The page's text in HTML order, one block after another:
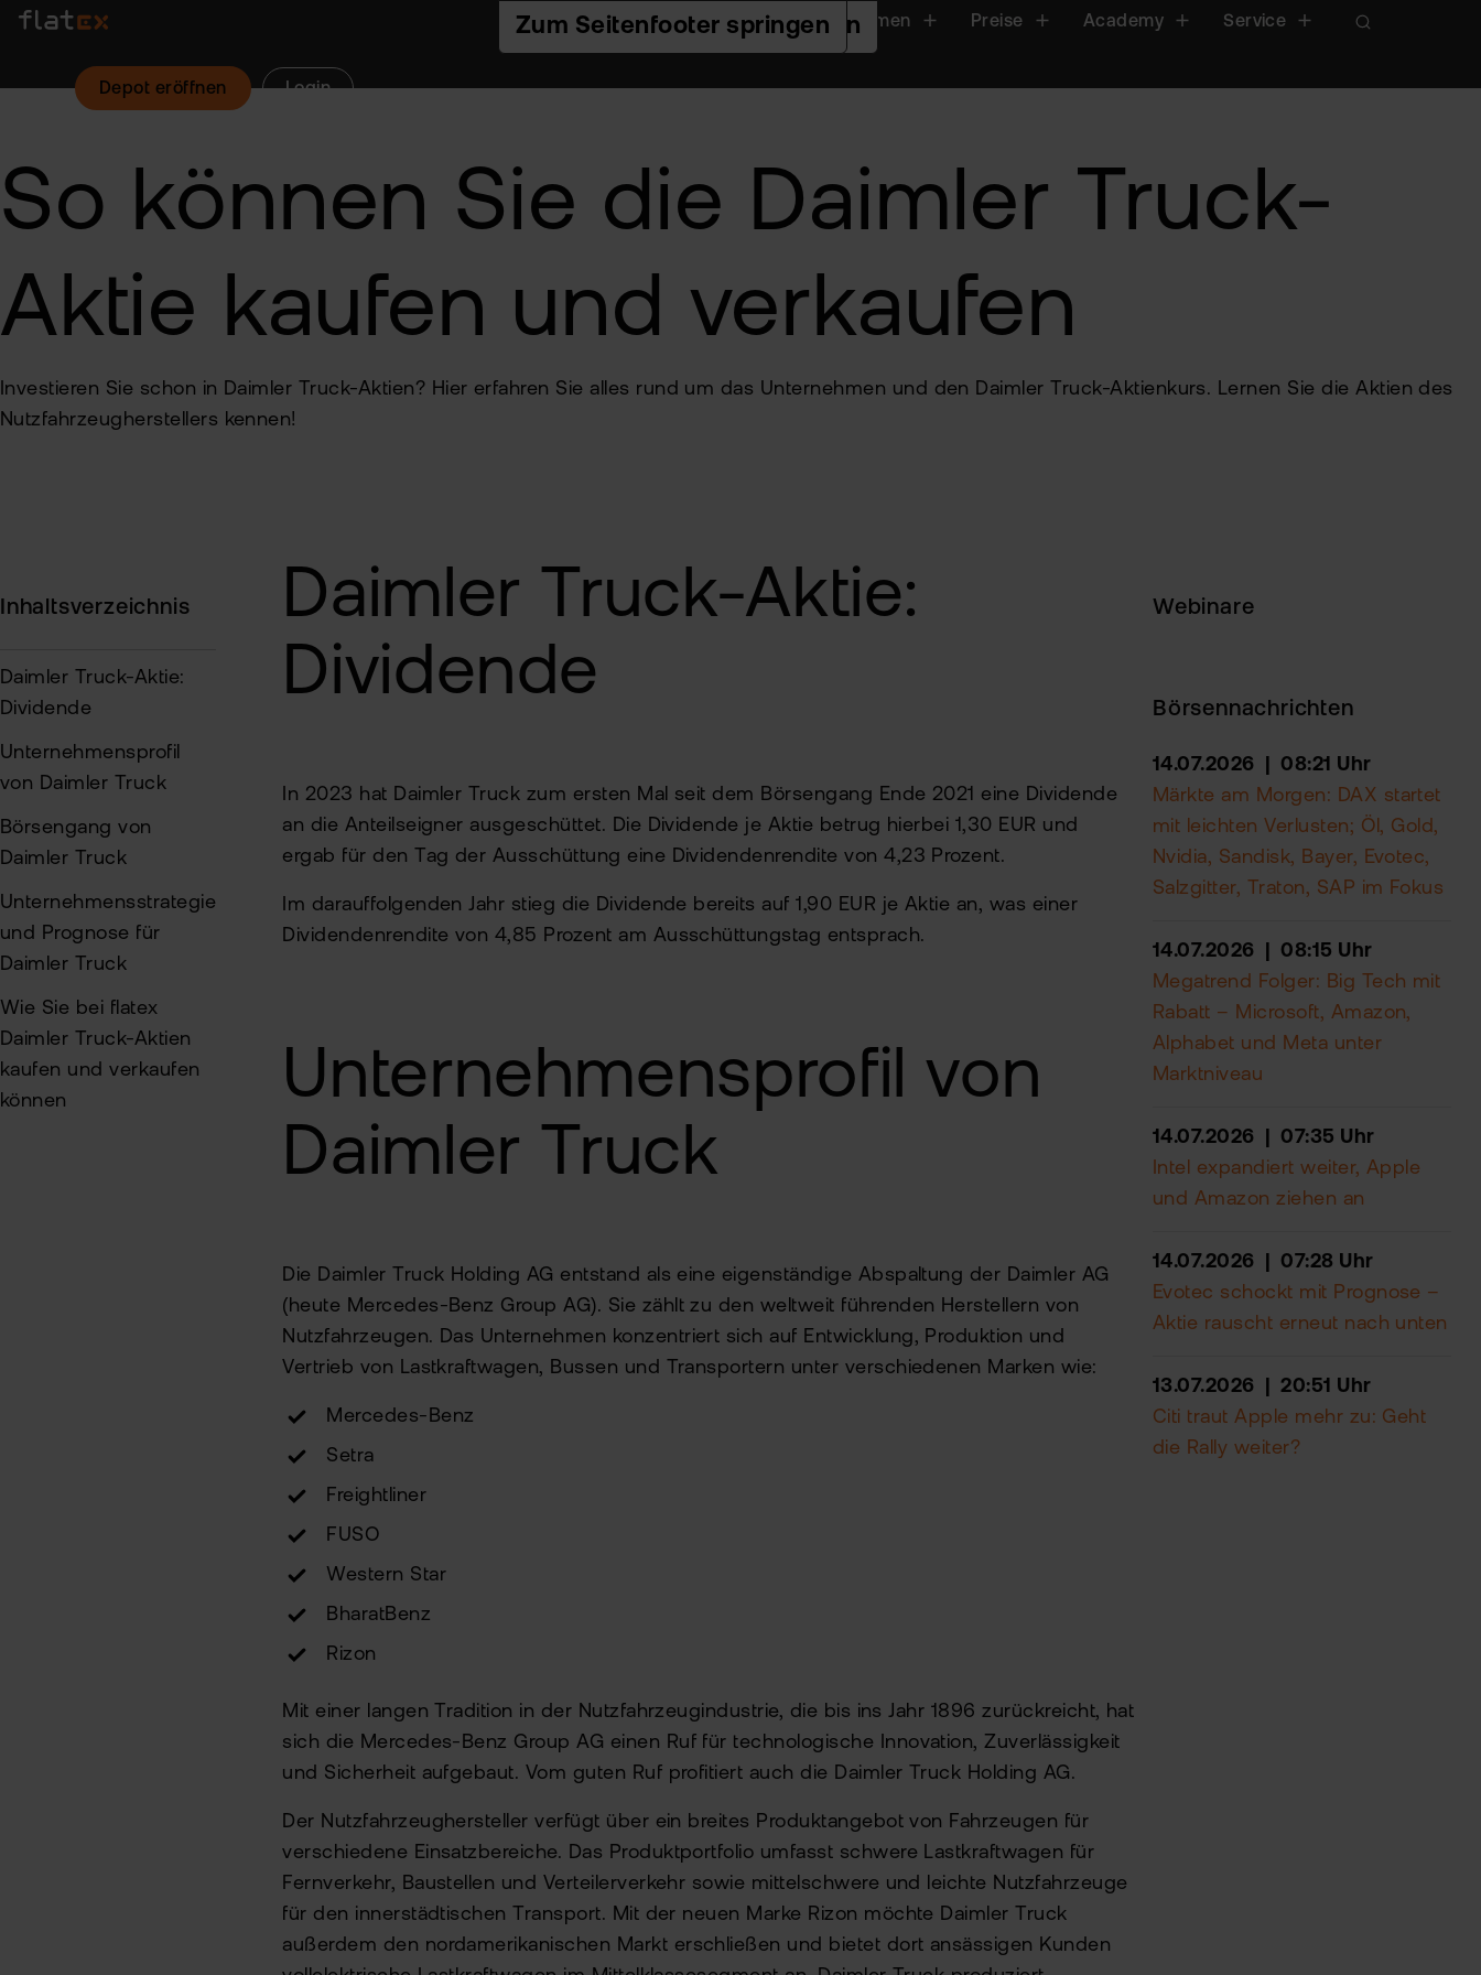
Zur Hauptnavigation springen
Zum Seiteninhalt springen
Zum Seitenfooter springen
Handeln Plattformen Preise Academy Service
Depot eröffnen Login
So können Sie die Daimler Truck-
Aktie kaufen und verkaufen
Investieren Sie schon in Daimler Truck-Aktien? Hier erfahren Sie alles rund um das Unternehmen und den Daimler Truck-Aktienkurs. Lernen Sie die Aktien des
Nutzfahrzeugherstellers kennen!
Inhaltsverzeichnis
Daimler Truck-Aktie:
Dividende
Unternehmensprofil
von Daimler Truck
Börsengang von
Daimler Truck
Unternehmensstrategie
und Prognose für
Daimler Truck
Wie Sie bei flatex
Daimler Truck-Aktien
kaufen und verkaufen
können
Daimler Truck-Aktie:
Dividende
In 2023 hat Daimler Truck zum ersten Mal seit dem Börsengang Ende 2021 eine Dividende
an die Anteilseigner ausgeschüttet. Die Dividende je Aktie betrug hierbei 1,30 EUR und
ergab für den Tag der Ausschüttung eine Dividendenrendite von 4,23 Prozent.
Im darauffolgenden Jahr stieg die Dividende bereits auf 1,90 EUR je Aktie an, was einer
Dividendenrendite von 4,85 Prozent am Ausschüttungstag entsprach.
Unternehmensprofil von
Daimler Truck
Die Daimler Truck Holding AG entstand als eine eigenständige Abspaltung der Daimler AG
(heute Mercedes-Benz Group AG). Sie zählt zu den weltweit führenden Herstellern von
Nutzfahrzeugen. Das Unternehmen konzentriert sich auf Entwicklung, Produktion und
Vertrieb von Lastkraftwagen, Bussen und Transportern unter verschiedenen Marken wie:
Mercedes-Benz
Setra
Freightliner
FUSO
Western Star
BharatBenz
Rizon
Mit einer langen Tradition in der Nutzfahrzeugindustrie, die bis ins Jahr 1896 zurückreicht, hat
sich die Mercedes-Benz Group AG einen Ruf für technologische Innovation, Zuverlässigkeit
und Sicherheit aufgebaut. Vom guten Ruf profitiert auch die Daimler Truck Holding AG.
Der Nutzfahrzeughersteller verfügt über ein breites Produktangebot von Fahrzeugen für
verschiedene Einsatzbereiche. Das Produktportfolio umfasst schwere Lastkraftwagen für
Fernverkehr, Baustellen und Verteilerverkehr sowie mittelschwere und leichte Nutzfahrzeuge
für den innerstädtischen Transport. Mit der neuen Marke Rizon möchte Daimler Truck
außerdem den nordamerikanischen Markt erschließen und bietet dort ansässigen Kunden
Webinare
Börsennachrichten
14.07.2026 | 08:21 Uhr
Märkte am Morgen: DAX startet
mit leichten Verlusten; Öl, Gold,
Nvidia, Sandisk, Bayer, Evotec,
Salzgitter, Traton, SAP im Fokus
14.07.2026 | 08:15 Uhr
Megatrend Folger: Big Tech mit
Rabatt – Microsoft, Amazon,
Alphabet und Meta unter
Marktniveau
14.07.2026 | 07:35 Uhr
Intel expandiert weiter, Apple
und Amazon ziehen an
14.07.2026 | 07:28 Uhr
Evotec schockt mit Prognose –
Aktie rauscht erneut nach unten
13.07.2026 | 20:51 Uhr
Citi traut Apple mehr zu: Geht
die Rally weiter?